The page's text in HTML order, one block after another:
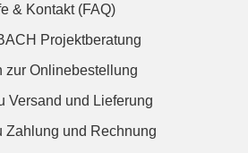
& Kontakt (FAQ)
Projektberatung
zur Onlinebestellung
Versand und Lieferung
Zahlung und Rechnung